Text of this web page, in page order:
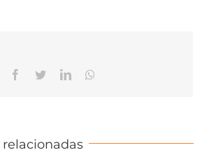
Facebook
TwitterLinkedinWhatsapp